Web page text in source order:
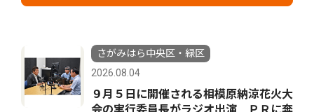
さがみはら中央区・緑区
2026.08.04
９月５日に開催される相模原納涼花火大